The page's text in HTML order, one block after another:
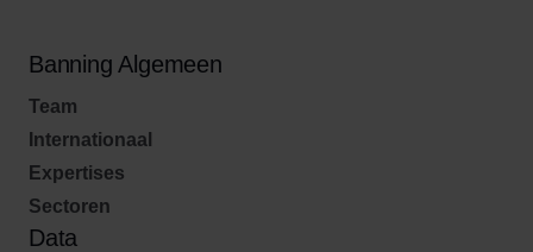
Banning Algemeen
Team
Internationaal
Expertises
Sectoren
Data